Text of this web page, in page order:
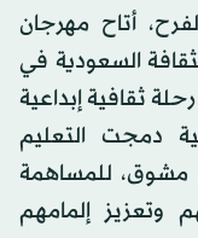
أتاح مهرجان
السعودية في
للأطفال رحلة ثقافية إبداعية
دمجت التعليم
مشوق، للمساهمة
وتعزيز إلمامهم